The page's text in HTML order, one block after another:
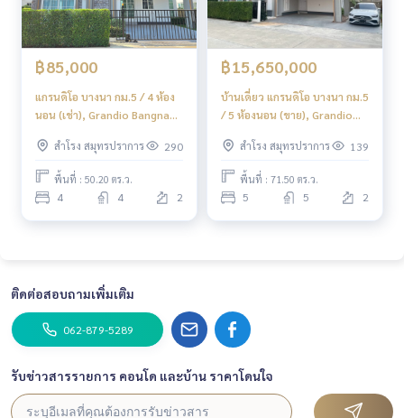
฿85,000
แกรนดิโอ บางนา กม.5 / 4 ห้อง
นอน (เช่า), Grandio Bangna
RENT) YOK057
สำโรง สมุทรปราการ 290
พื้นที่ : 50.20 ตร.ว.
4 4 2
฿15,650,000
บ้านเดี่ยว แกรนดิโอ บางนา กม.5
/ 5 ห้องนอน (ขาย), Grandio
(FOR SALE) POON238
สำโรง สมุทรปราการ 139
พื้นที่ : 71.50 ตร.ว.
5 5 2
ติดต่อสอบถามเพิ่มเติม
062-879-5289
รับข่าวสารรายการ คอนโด และบ้าน ราคาโดนใจ